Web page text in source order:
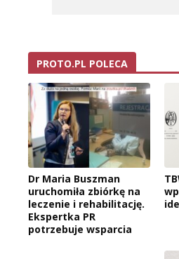
PROTO.PL POLECA
Dr Maria Buszman
uruchomiła zbiórkę na
leczenie i rehabilitację.
Ekspertka PR
potrzebuje wsparcia